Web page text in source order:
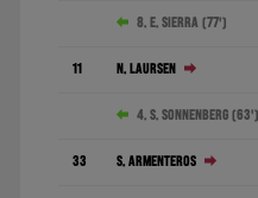
8. E. Sierra (77')
11 N. Laursen
4. S. Sonnenberg (63')
33 S. Armenteros